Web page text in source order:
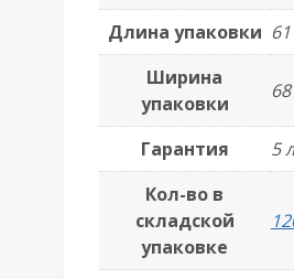
Длина упаковки 61
Ширина
упаковки
68
Гарантия
5
Кол-во в
складской
упаковке